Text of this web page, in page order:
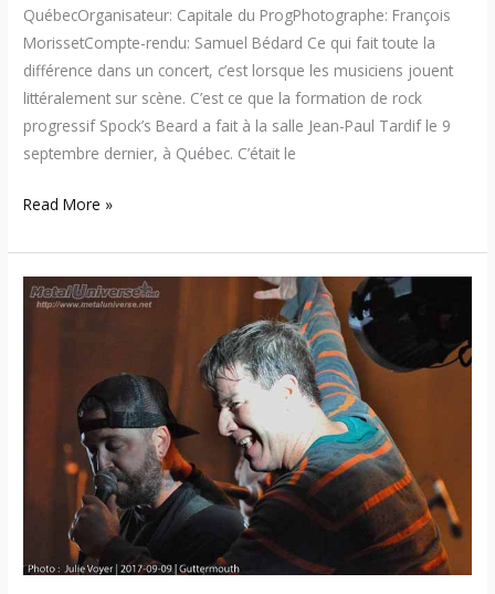
QuébecOrganisateur: Capitale du ProgPhotographe: François
MorissetCompte-rendu: Samuel Bédard Ce qui fait toute la
différence dans un concert, c’est lorsque les musiciens jouent
littéralement sur scène. C’est ce que la formation de rock
progressif Spock’s Beard a fait à la salle Jean-Paul Tardif le 9
septembre dernier, à Québec. C’était le
Read More »
17:09:09
Macadam
(Québec)